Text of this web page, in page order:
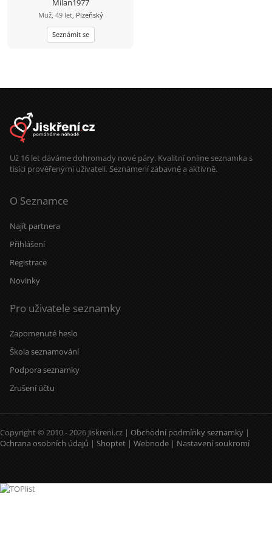
Muž, 49 let, Plzeňský
Seznámit se
Už 16 let dáváme dohromady nové páry. Kvalitní online seznamka s
tisíci prověřenými uživateli. Seznámení zábavně a aktivně.
O Seznamce
Najít partnera
Přihlášení
Registrace
Novinky
Pro uživatele seznamky
Zapomenuté heslo
Škola seznamování
Podpora seznamky
Zrušení účtu
Copyright © 2010 - 2026 Jiskreni.cz | Obchodní podmínky seznamky |
Ochrana osobních údajů | Shoptet | Webnode | Nastavení soukromí